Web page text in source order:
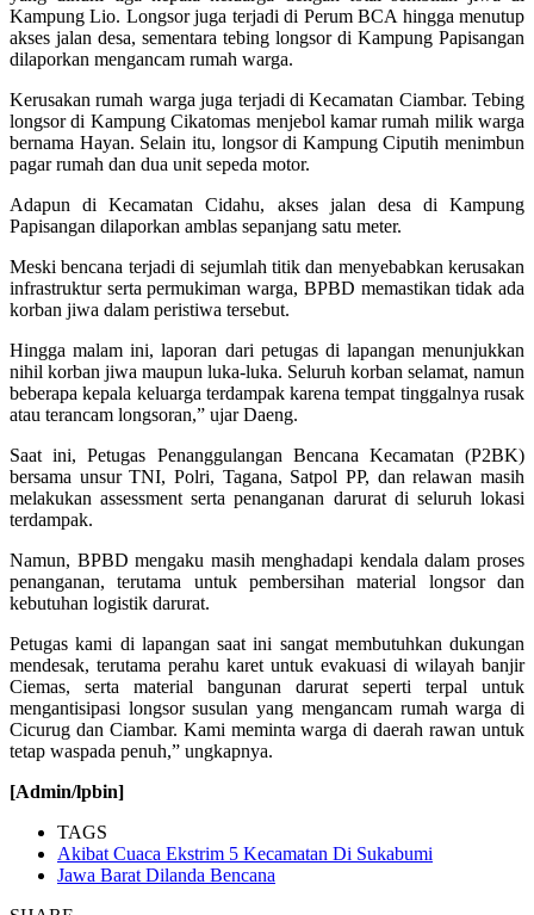
Kampung Lio. Longsor juga terjadi di Perum BCA hingga menutup
akses jalan desa, sementara tebing longsor di Kampung Papisangan
dilaporkan mengancam rumah warga.
Kerusakan rumah warga juga terjadi di Kecamatan Ciambar. Tebing
longsor di Kampung Cikatomas menjebol kamar rumah milik warga
bernama Hayan. Selain itu, longsor di Kampung Ciputih menimbun
pagar rumah dan dua unit sepeda motor.
Adapun di Kecamatan Cidahu, akses jalan desa di Kampung
Papisangan dilaporkan amblas sepanjang satu meter.
Meski bencana terjadi di sejumlah titik dan menyebabkan kerusakan
infrastruktur serta permukiman warga, BPBD memastikan tidak ada
korban jiwa dalam peristiwa tersebut.
Hingga malam ini, laporan dari petugas di lapangan menunjukkan
nihil korban jiwa maupun luka-luka. Seluruh korban selamat, namun
beberapa kepala keluarga terdampak karena tempat tinggalnya rusak
atau terancam longsoran,” ujar Daeng.
Saat ini, Petugas Penanggulangan Bencana Kecamatan (P2BK)
bersama unsur TNI, Polri, Tagana, Satpol PP, dan relawan masih
melakukan assessment serta penanganan darurat di seluruh lokasi
terdampak.
Namun, BPBD mengaku masih menghadapi kendala dalam proses
penanganan, terutama untuk pembersihan material longsor dan
kebutuhan logistik darurat.
Petugas kami di lapangan saat ini sangat membutuhkan dukungan
mendesak, terutama perahu karet untuk evakuasi di wilayah banjir
Ciemas, serta material bangunan darurat seperti terpal untuk
mengantisipasi longsor susulan yang mengancam rumah warga di
Cicurug dan Ciambar. Kami meminta warga di daerah rawan untuk
tetap waspada penuh,” ungkapnya.
[Admin/lpbin]
TAGS
Akibat Cuaca Ekstrim 5 Kecamatan Di Sukabumi
Jawa Barat Dilanda Bencana